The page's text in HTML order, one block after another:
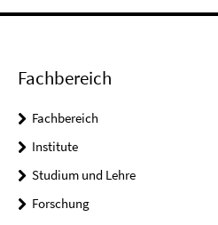
Fachbereich
Fachbereich
Institute
Studium und Lehre
Forschung